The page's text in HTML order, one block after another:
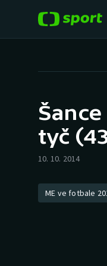
Hokej
Tenis
Cyklistika
tyč
10. 10. 2014
ME ve fotbale